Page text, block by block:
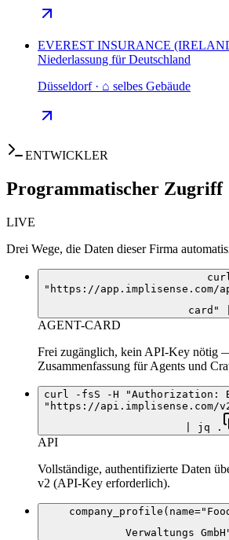
EVEREST INSURANCE
Niederlassung für Deutschland
Düsseldorf · ⌂ selbes Gebäude
ENTWICKLER
Programmatischer Zugriff
LIVE
Drei Wege, die Daten dieser Firma
"https://app.implisense.com/api/
card"
AGENT-CARD
Frei zugänglich, kein API-Key nötig
Zusammenfassung für Agents und
curl -fsS -H "Authorization:
"https://api.implisense.com/v2/
| jq .
API
Vollständige, authentifizierte Daten
v2 (API-Key erforderlich).
Verwaltungs